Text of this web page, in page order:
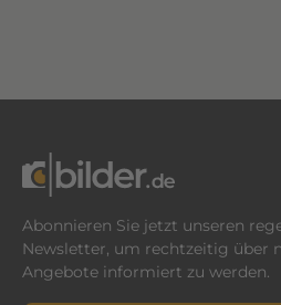
Abonnieren Sie jetzt unseren
Newsletter, um rechtzeitig über
Angebote informiert zu werden.